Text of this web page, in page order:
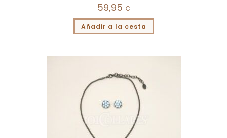
59,95 €
Añadir a la cesta